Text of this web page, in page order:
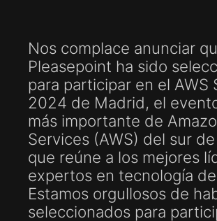
Nos complace anunciar
Pleasepoint ha sido
para participar en el AWS
2024 de Madrid, el
más importante de
Services (AWS) del sur
que reúne a los mejores
expertos en tecnología de
Estamos orgullosos de
seleccionados para